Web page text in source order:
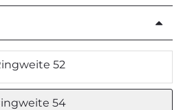
52
54